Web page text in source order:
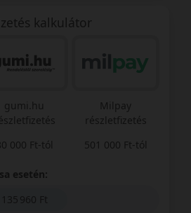
kalkulátor
gumi.hu
000 Ft-tól
Milpay
részletfizetés
501 000 Ft-tól
esetén:
135 960 Ft